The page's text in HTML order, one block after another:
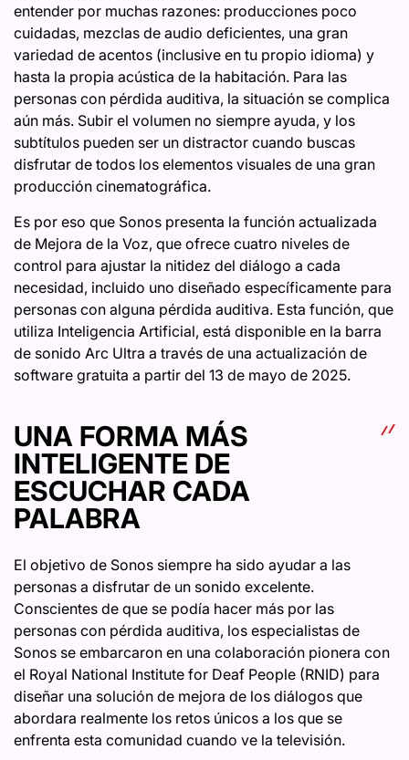
entender por muchas razones: producciones poco
cuidadas, mezclas de audio deficientes, una gran
variedad de acentos (inclusive en tu propio idioma) y
hasta la propia acústica de la habitación. Para las
personas con pérdida auditiva, la situación se complica
aún más. Subir el volumen no siempre ayuda, y los
subtítulos pueden ser un distractor cuando buscas
disfrutar de todos los elementos visuales de una gran
producción cinematográfica.
Es por eso que Sonos presenta la función actualizada
de Mejora de la Voz, que ofrece cuatro niveles de
control para ajustar la nitidez del diálogo a cada
necesidad, incluido uno diseñado específicamente para
personas con alguna pérdida auditiva. Esta función, que
utiliza Inteligencia Artificial, está disponible en la barra
de sonido Arc Ultra a través de una actualización de
software gratuita a partir del 13 de mayo de 2025.
UNA FORMA MÁS
INTELIGENTE DE
ESCUCHAR CADA
PALABRA
El objetivo de Sonos siempre ha sido ayudar a las
personas a disfrutar de un sonido excelente.
Conscientes de que se podía hacer más por las
personas con pérdida auditiva, los especialistas de
Sonos se embarcaron en una colaboración pionera con
el Royal National Institute for Deaf People (RNID) para
diseñar una solución de mejora de los diálogos que
abordara realmente los retos únicos a los que se
enfrenta esta comunidad cuando ve la televisión.